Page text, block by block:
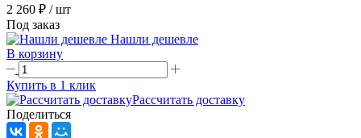
2 260 ₽ / шт
Под заказ
Нашли дешевле
В корзину
Купить в 1 клик
Рассчитать доставку
Поделиться